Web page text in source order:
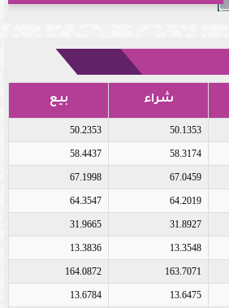
شراء بيع
50.1353
50.2353
58.3174
58.4437
67.0459
67.1998
64.2019
64.3547
31.8927
31.9665
13.3548
13.3836
163.7071
164.0872
13.6475
13.6784